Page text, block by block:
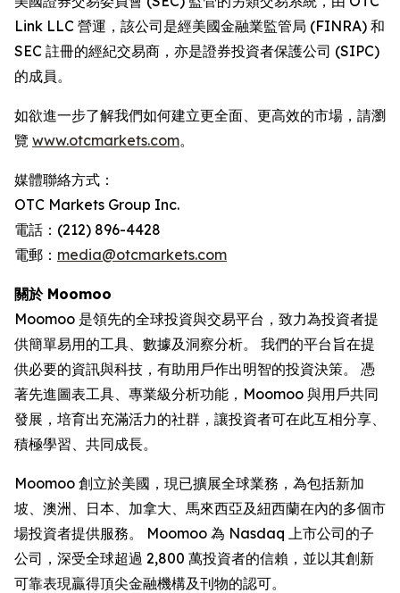
Link LLC 營運，該公司是經美國金融業監管局 (FINRA) 和
SEC 註冊的經紀交易商，亦是證券投資者保護公司 (SIPC)
的成員。
如欲進一步了解我們如何建立更全面、更高效的市場，請瀏
覽 www.otcmarkets.com。
媒體聯絡方式：
OTC Markets Group Inc.
電話：(212) 896-4428
電郵： media@otcmarkets.com
關於 Moomoo
Moomoo 是領先的全球投資與交易平台，致力為投資者提
供簡單易用的工具、數據及洞察分析。 我們的平台旨在提
供必要的資訊與科技，有助用戶作出明智的投資決策。 憑
著先進圖表工具、專業級分析功能，Moomoo 與用戶共同
發展，培育出充滿活力的社群，讓投資者可在此互相分享、
積極學習、共同成長。
Moomoo 創立於美國，現已擴展全球業務，為包括新加
坡、澳洲、日本、加拿大、馬來西亞及紐西蘭在內的多個市
場投資者提供服務。 Moomoo 為 Nasdaq 上市公司的子
公司，深受全球超過 2,800 萬投資者的信賴，並以其創新
可靠表現贏得頂尖金融機構及刊物的認可。